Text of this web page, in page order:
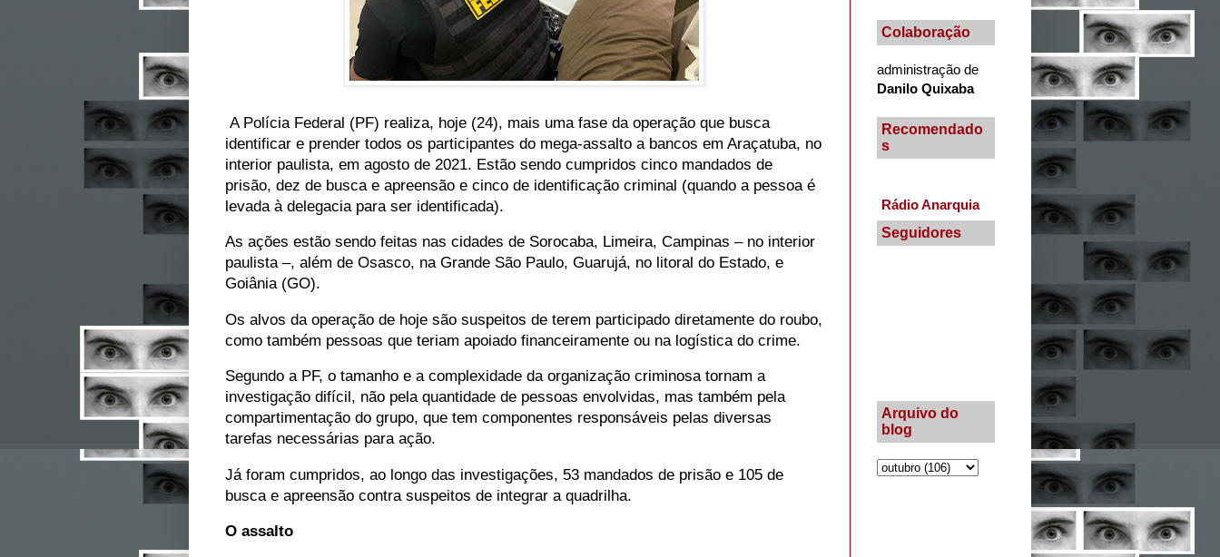
A Polícia Federal (PF) realiza, hoje (24), mais uma fase da operação que busca
identificar e prender todos os participantes do mega-assalto a bancos em Araçatuba, no
interior paulista, em agosto de 2021. Estão sendo cumpridos cinco mandados de
prisão, dez de busca e apreensão e cinco de identificação criminal (quando a pessoa é
levada à delegacia para ser identificada).
As ações estão sendo feitas nas cidades de Sorocaba, Limeira, Campinas – no interior
paulista –, além de Osasco, na Grande São Paulo, Guarujá, no litoral do Estado, e
Goiânia (GO).
Os alvos da operação de hoje são suspeitos de terem participado diretamente do roubo,
como também pessoas que teriam apoiado financeiramente ou na logística do crime.
Segundo a PF, o tamanho e a complexidade da organização criminosa tornam a
investigação difícil, não pela quantidade de pessoas envolvidas, mas também pela
compartimentação do grupo, que tem componentes responsáveis pelas diversas
tarefas necessárias para ação.
Já foram cumpridos, ao longo das investigações, 53 mandados de prisão e 105 de
busca e apreensão contra suspeitos de integrar a quadrilha.
O assalto
Colaboração
administração de
Danilo Quixaba
Recomendado
s
Rádio Anarquia
Seguidores
Arquivo do
blog